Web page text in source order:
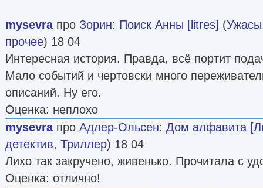
mysevraпро Зорин: Поиск Анны [litres] (Ужасы
прочее) 18 04
Интересная история. Правда, всё портит
Мало событий и чертовски много
описаний. Ну его.
Оценка: неплохо
mysevraпро Адлер-Ольсен: Дом алфавита
детектив, Триллер) 18 04
Лихо так закручено, живенько. Прочитала с
Оценка: отлично!